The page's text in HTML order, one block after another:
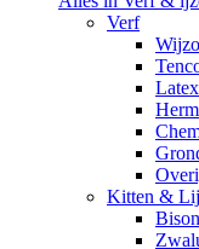
Verf
Latex
Kitten &
Bison